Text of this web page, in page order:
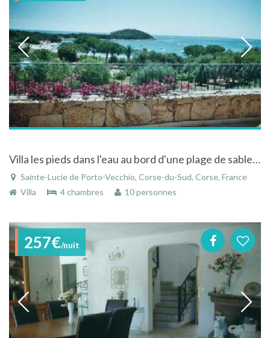
Villa les pieds dans l'eau au bord d'une plage de sable fin avec superbe vue en Corse
Sainte-Lucie de Porto-Vecchio, Corse-du-Sud, Corse, France
Villa
4 chambres 10 personnes
257€/nuit